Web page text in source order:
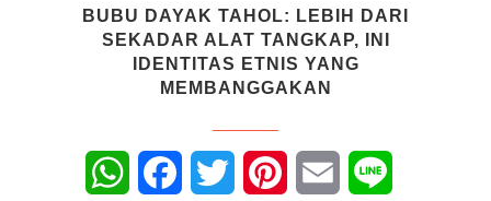
BUBU DAYAK TAHOL: LEBIH DARI
SEKADAR ALAT TANGKAP, INI
IDENTITAS ETNIS YANG
MEMBANGGAKAN
WhatsAppFacebookTwitter PinterestEmail